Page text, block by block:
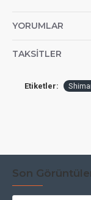
YORUMLAR
TAKSITLER
Etiketler:
Son